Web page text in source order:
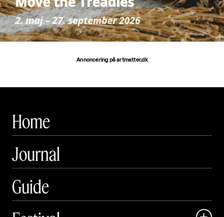
Annoncering på artmatter.dk
Home
Journal
Guide